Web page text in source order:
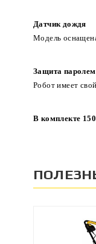
Датчик дождя
Модель
Защита паролем
Робот имеет
В комплекте